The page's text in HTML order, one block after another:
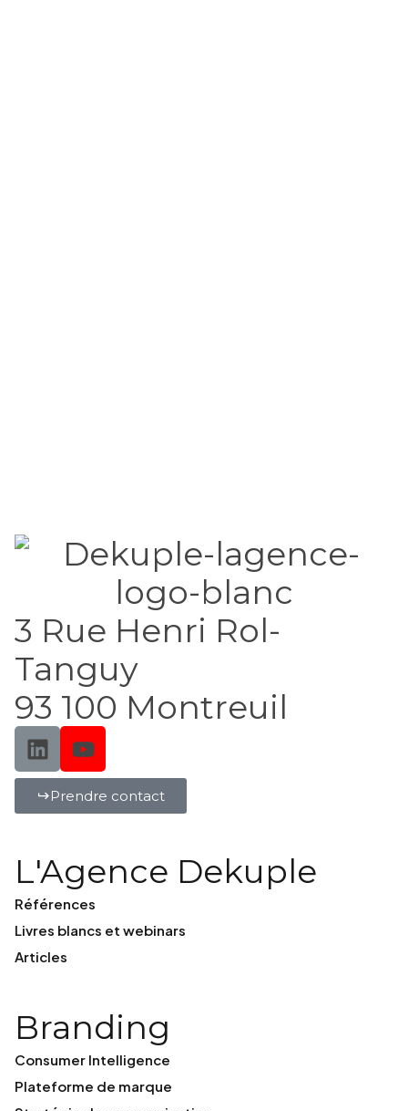
3 Rue Henri Rol-
Tanguy
93 100 Montreuil
Prendre contact
L'Agence Dekuple
Références
Livres blancs et webinars
Articles
Branding
Consumer Intelligence
Plateforme de marque